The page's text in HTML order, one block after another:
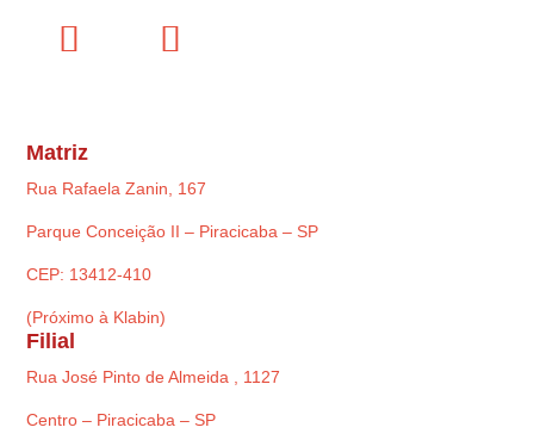
Matriz
Rua Rafaela Zanin, 167
Parque Conceição II – Piracicaba – SP
CEP: 13412-410
(Próximo à Klabin)
Filial
Rua José Pinto de Almeida , 1127
Centro – Piracicaba – SP